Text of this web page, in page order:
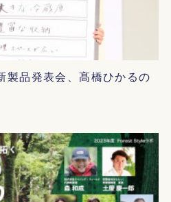
製品発表会、髙橋ひかるの